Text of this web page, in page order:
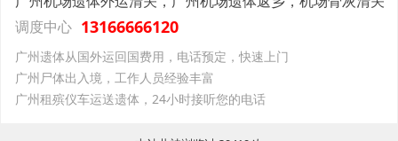
调度中心 13166666120
广州遗体从国外运回国费用，电话预定，快速上门
广州尸体出入境，工作人员经验丰富
广州租殡仪车运送遗体，24小时接听您的电话